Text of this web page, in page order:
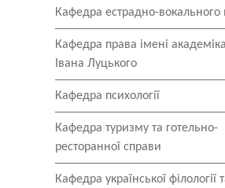
Кафедра естрадно-вокального
Кафедра права імені
Івана Луцького
Кафедра психології
Кафедра туризму та готельно-
ресторанної справи
Кафедра української філології